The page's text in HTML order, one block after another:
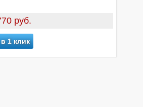
руб.
1 клик